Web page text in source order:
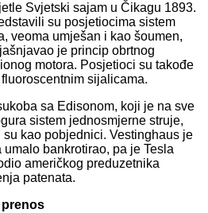
Svjetski sajam u Čikagu 1893.
su posjetiocima sistem
veoma umješan i kao šoumen,
je princip obrtnog
motora. Posjetioci su takođe
sijalicama.
sa Edisonom, koji je na sve
sistem jednosmjerne struje,
kao pobjednici. Vestinghaus je
bankrotirao, pa je Tesla
američkog preduzetnika
patenata.
prenos